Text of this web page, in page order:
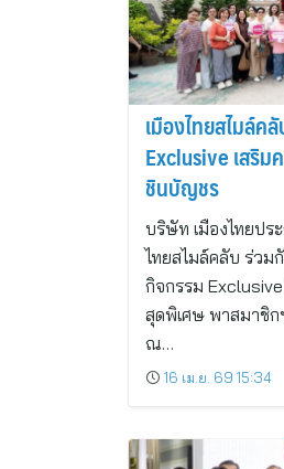
เมืองไทยสไมล์
Exclusive เสริ
ชินบัญชร
บริษัท เมืองไทยปร
ไทยสไมล์คลับ ร่วม
กิจกรรม
สุดพิเศษ พาสมาชิก
ณ…
16 เม.ย. 69 15:34